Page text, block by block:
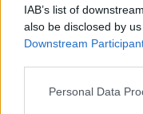
IAB’s list of
also be disclosed by
Downstream
Please note that this
Personal Data